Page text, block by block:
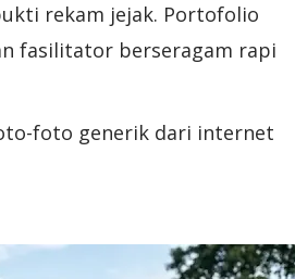
rekam jejak. Portofolio
fasilitator berseragam rapi
foto generik dari internet